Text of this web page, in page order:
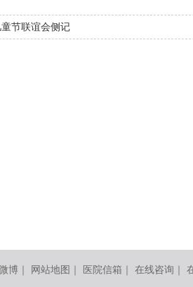
节联谊会侧记
博 ｜ 网站地图 ｜ 医院信箱 ｜ 在线咨询 ｜